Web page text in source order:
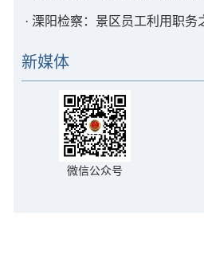
· 溧阳检察：景区员工利用职务
新媒体
微信公众号